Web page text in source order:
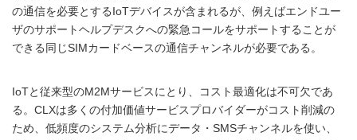
の通信を必要とするIoTデバイスが含まれるが、例えばエンドユー
ザのサポートヘルプデスクへの緊急コールをサポートすることが
できる同じSIMカードベースの通信チャンネルが必要である。
IoTと従来型のM2Mサービスにとり、コスト最適化は不可欠であ
る。CLXは多くの付加価値サービスプロバイダーがコスト削減の
ため、低頻度のシステム分析にデータ・SMSチャンネルを使い、